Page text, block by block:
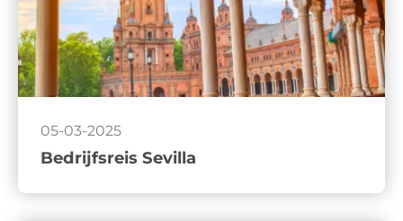
05-03-2025
Bedrijfsreis Sevilla